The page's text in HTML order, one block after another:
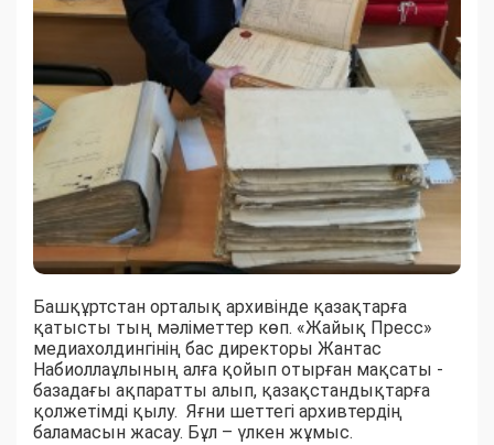
Башқұртстан орталық архивінде қазақтарға
қатысты тың мәліметтер көп. «Жайық Пресс»
медиахолдингінің бас директоры Жантас
Набиоллаұлының алға қойып отырған мақсаты -
базадағы ақпаратты алып, қазақстандықтарға
қолжетімді қылу. Яғни шеттегі архивтердің
баламасын жасау. Бұл – үлкен жұмыс.